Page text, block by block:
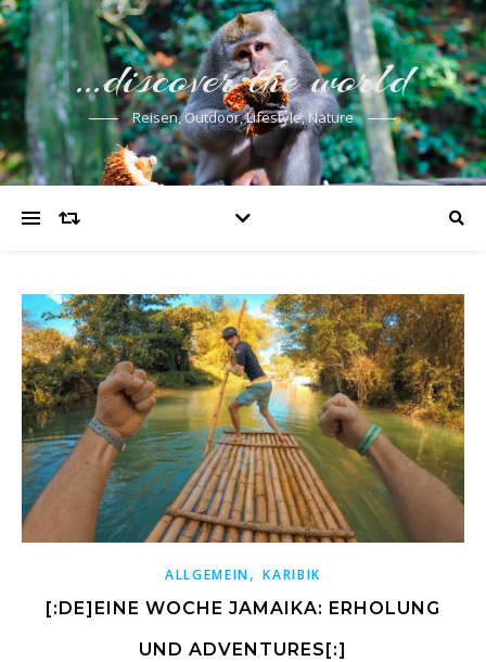
…discover the world
Reisen, Outdoor, Lifestyle, Nature
ALLGEMEIN,KARIBIK
[:DE]EINE WOCHE JAMAIKA: ERHOLUNG
UND ADVENTURES[:]